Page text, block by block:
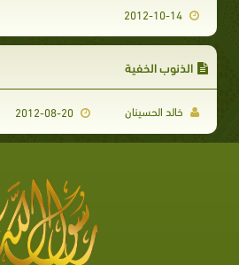
الذنوب الخفية
خالد الحسينان 2012-08-20